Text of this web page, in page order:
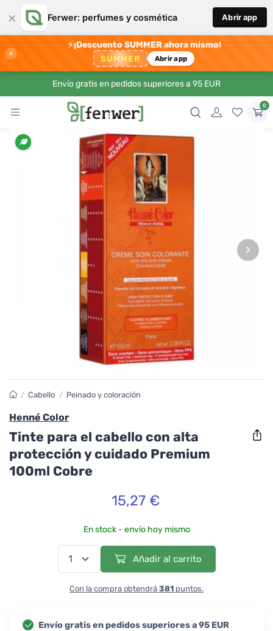
× Ferwer: perfumes y cosmética Abrir app
×
⚡¡Descuento SUMMER ahora mismo!
SUMMER Abrir app
Envío gratis en pedidos superiores a 95 EUR
0
›
/ Cabello / Peinado y coloración
Henné Color
Tinte para el cabello con alta
protección y cuidado Premium
100ml Cobre
15,27 €
En stock - envío hoy mismo
Añadir al carrito
Con la compra obtendrá 381 puntos.
Envío gratis en pedidos superiores a 95 EUR